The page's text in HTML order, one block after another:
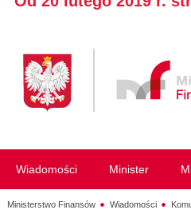
Wiadomości Minister
Ministerstwo Finansów Wiadomości